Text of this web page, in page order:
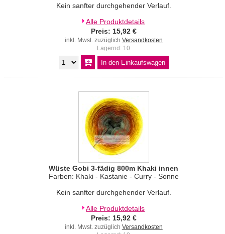
Kein sanfter durchgehender Verlauf.
Alle Produktdetails
Preis: 15,92 €
inkl. Mwst. zuzüglich Versandkosten
Lagernd: 10
Wüste Gobi 3-fädig 800m Khaki innen
Farben: Khaki - Kastanie - Curry - Sonne
Kein sanfter durchgehender Verlauf.
Alle Produktdetails
Preis: 15,92 €
inkl. Mwst. zuzüglich Versandkosten